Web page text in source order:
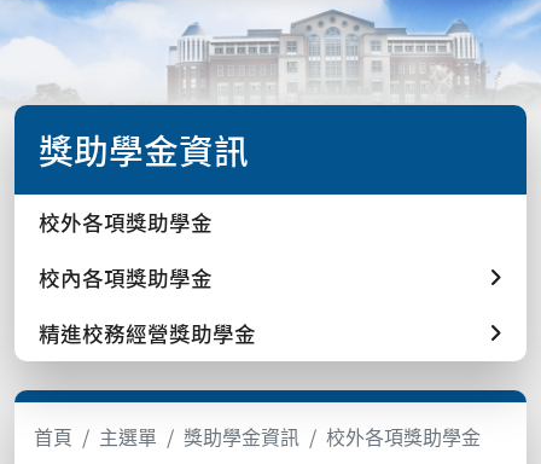
獎助學金資訊
校外各項獎助學金
校內各項獎助學金
精進校務經營獎助學金
首頁 主選單 獎助學金資訊 校外各項獎助學金